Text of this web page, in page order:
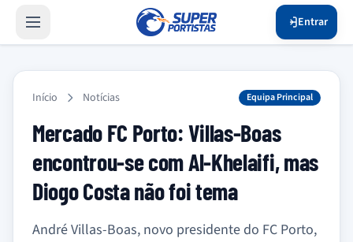
Entrar
Início Notícias Equipa Principal
Mercado FC Porto: Villas-Boas
encontrou-se com Al-Khelaifi, mas
Diogo Costa não foi tema
André Villas-Boas, novo presidente do FC Porto,